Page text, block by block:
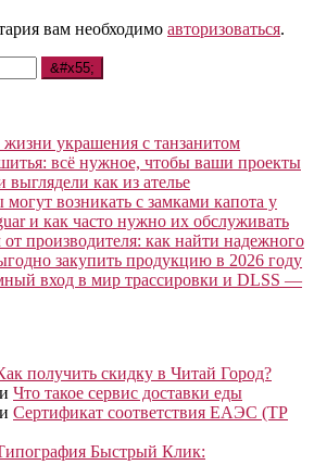
вам необходимо авторизоваться.
украшения с танзанитом
всё нужное, чтобы ваши проекты
выглядели как из ателье
возникать с замками капота у
и как часто нужно их обслуживать
производителя: как найти надежного
закупить продукцию в 2026 году
вход в мир трассировки и DLSS —
получить скидку в Читай Город?
Что такое сервис доставки еды
Сертификат соответствия ЕАЭС (ТР
Быстрый Клик: